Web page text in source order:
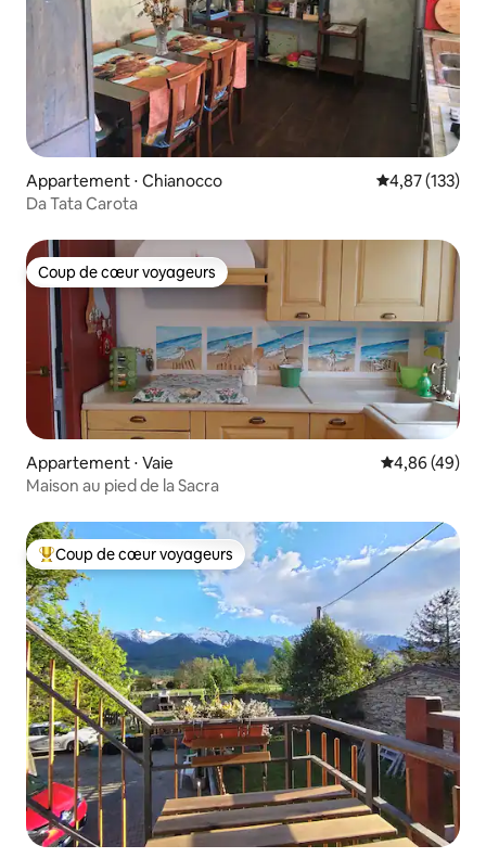
Appartement ⋅ Chianocco Évaluation
4,87 (133)
Da Tata Carota
Coup de cœur voyageurs
Coup de cœur voyageurs
Appartement ⋅ Vaie Évaluation
4,86 (49)
Maison au pied de la Sacra
Coups de cœur voyageurs les plus appréciés
Coup de cœur voyageurs